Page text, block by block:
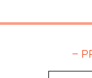
–